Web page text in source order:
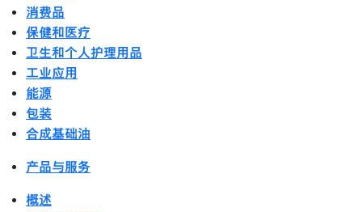
消费品
保健和医疗
卫生和个人护理用品
工业应用
能源
包装
合成基础油
产品与服务
概述